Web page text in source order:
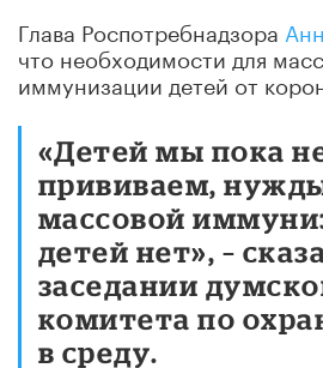
Глава Роспотребнадзора
что необходимости для
иммунизации детей от
«Детей мы пока
прививаем,
массовой
детей нет», –
заседании
комитета по
в среду.